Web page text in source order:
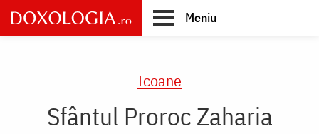
Skip
to
main
Meniu
Icoane
Sfântul Proroc Zaharia